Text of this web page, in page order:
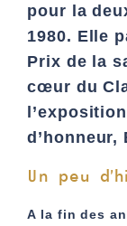
pour la
1980. Elle
Prix de la
cœur du
Un peu
A la fin des